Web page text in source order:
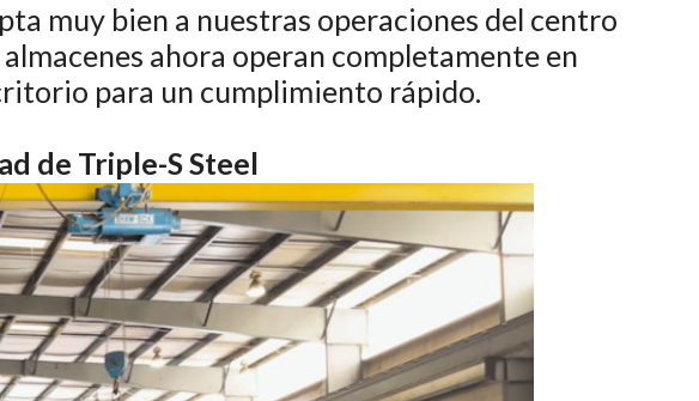
muy bien a nuestras operaciones del centro
ahora operan completamente en
para un cumplimiento rápido.
de Triple-S Steel